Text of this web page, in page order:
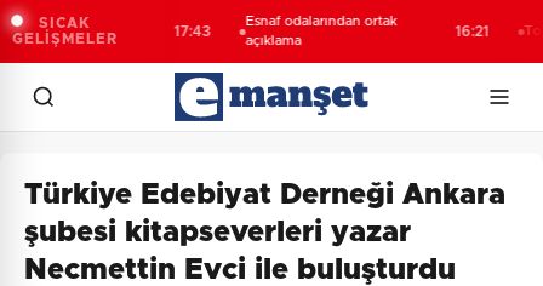
SICAK
GELİŞMELER
kombine
rekor
17:43
Esnaf odalarından ortak
açıklama
Toplu
Türkiye Edebiyat Derneği Ankara
şubesi kitapseverleri yazar
Necmettin Evci ile buluşturdu